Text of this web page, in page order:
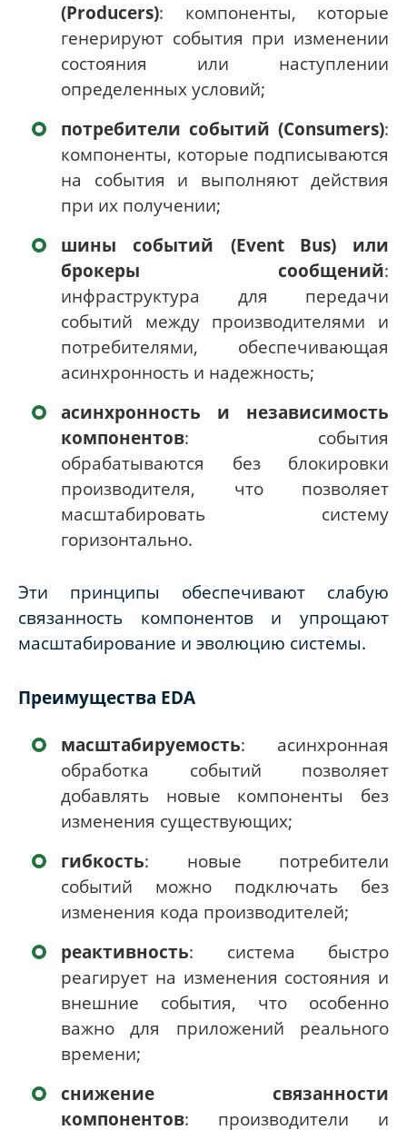
(Producers): компоненты, которые
генерируют события при изменении
состояния или наступлении
определенных условий;
потребители событий (Consumers):
компоненты, которые подписываются
на события и выполняют действия
при их получении;
шины событий (Event Bus) или
брокеры сообщений:
инфраструктура для передачи
событий между производителями и
потребителями, обеспечивающая
асинхронность и надежность;
асинхронность и независимость
компонентов: события
обрабатываются без блокировки
производителя, что позволяет
масштабировать систему
горизонтально.
Эти принципы обеспечивают слабую
связанность компонентов и упрощают
масштабирование и эволюцию системы.
Преимущества EDA
масштабируемость: асинхронная
обработка событий позволяет
добавлять новые компоненты без
изменения существующих;
гибкость: новые потребители
событий можно подключать без
изменения кода производителей;
реактивность: система быстро
реагирует на изменения состояния и
внешние события, что особенно
важно для приложений реального
времени;
снижение связанности
компонентов: производители и